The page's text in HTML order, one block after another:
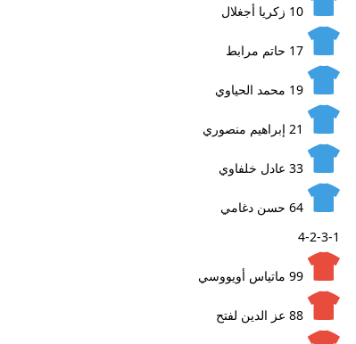
10 زكريا أجغلال
17 حاتم مرابط
19 محمد الحياوي
21 إبراهيم منصوري
33 عادل خلفاوي
64 حسن دغامي
4-2-3-1
99 ماتياس أويووسي
88 عز الدين لفتح